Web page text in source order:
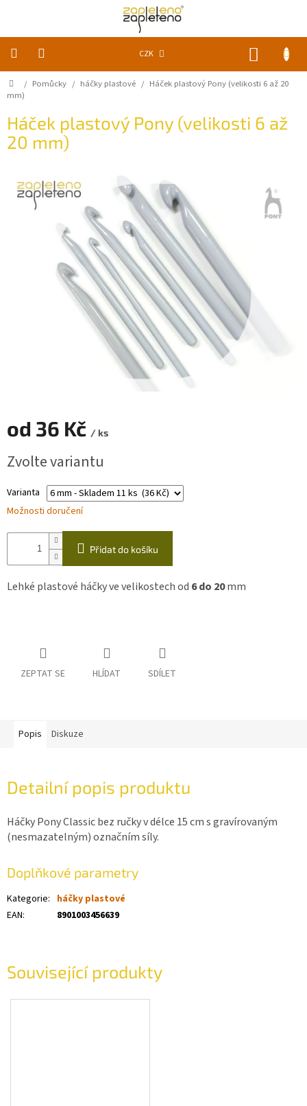
CZK
KLUBKA
k
Akce
a
Pomůcky
Napište
Měna
Domů
/ Pomůcky / háčky plastové / Háček plastový Pony (velikosti 6 až 20
mm)
Háček plastový Pony (velikosti 6 až
20 mm)
od 36 Kč / ks
cena:
Zvolte variantu
Varianta
Možnosti doručení
Přidat do košíku
Lehké plastové háčky ve velikostech od 6do 20mm
ZEPTAT SE HLÍDAT SDÍLET
Související produkty
Popis Diskuze
Detailní popis produktu
Háčky Pony Classic bez ručky v délce 15 cm s gravírovaným
(nesmazatelným) označním síly.
Doplňkové parametry
Kategorie: háčky plastové
EAN: 8901003456639